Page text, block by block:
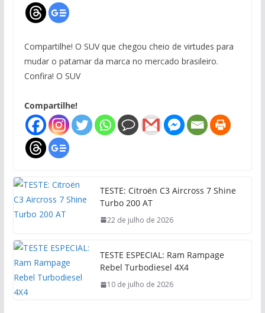
Compartilhe! O SUV que chegou cheio de virtudes para
mudar o patamar da marca no mercado brasileiro.
Confira! O SUV
Compartilhe!
TESTE: Citroën C3 Aircross 7 Shine
Turbo 200 AT
22 de julho de 2026
TESTE ESPECIAL: Ram Rampage
Rebel Turbodiesel 4X4
10 de julho de 2026